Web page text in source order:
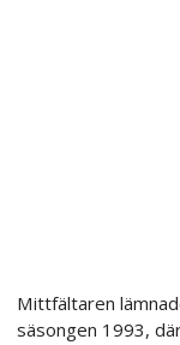
Mittfältaren
säsongen 1993,